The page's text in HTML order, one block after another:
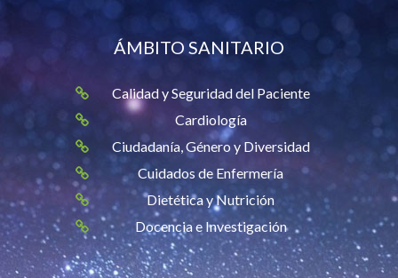
ÁMBITO SANITARIO
Calidad y Seguridad del Paciente
Cardiología
Ciudadanía, Género y Diversidad
Cuidados de Enfermería
Dietética y Nutrición
Docencia e Investigación